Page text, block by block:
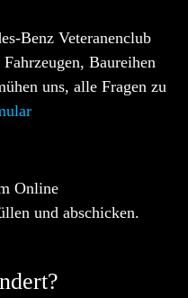
Benz Veteranenclub
Baureihen
uns, alle Fragen zu
Online
und abschicken.